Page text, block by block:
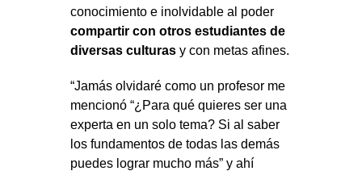
conocimiento e inolvidable al poder
compartir con otros estudiantes de
diversas culturasy con metas afines.
“Jamás olvidaré como un profesor me
mencionó “¿Para qué quieres ser una
experta en un solo tema? Si al saber
los fundamentos de todas las demás
puedes lograr mucho más” y ahí